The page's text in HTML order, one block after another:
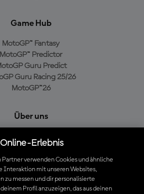
Game Hub
MotoGP™ Fantasy
MotoGP™ Predictor
Guru Predict
Guru Racing 25/26
MotoGP™26
Über uns
Cookie-Richtlinien
Kaufrichtlinie
Erlebnis
Partner verwenden Cookies und ähnliche
Interaktion mit unseren Websites,
zu messen und dir personalisierte
Profil anzuzeigen, das aus deinen